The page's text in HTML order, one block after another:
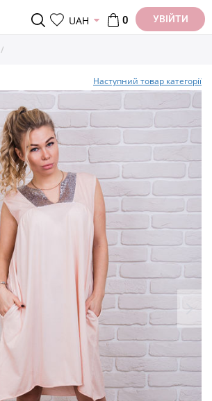
UAH 0 УВІЙТИ
Наступний товар категорії